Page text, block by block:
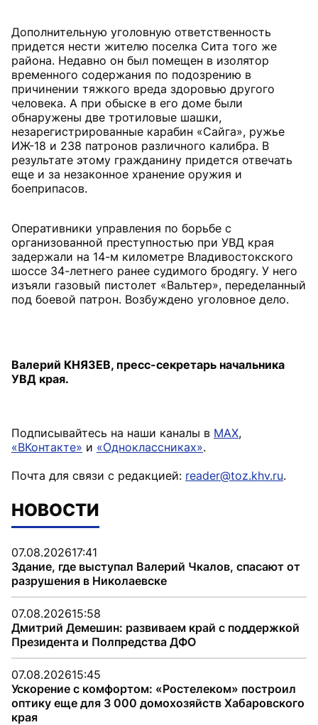
Дополнительную уголовную ответственность
придется нести жителю поселка Сита того же
района. Недавно он был помещен в изолятор
временного содержания по подозрению в
причинении тяжкого вреда здоровью другого
человека. А при обыске в его доме были
обнаружены две тротиловые шашки,
незарегистрированные карабин «Сайга», ружье
ИЖ-18 и 238 патронов различного калибра. В
результате этому гражданину придется отвечать
еще и за незаконное хранение оружия и
боеприпасов.
Оперативники управления по борьбе с
организованной преступностью при УВД края
задержали на 14-м километре Владивостокского
шоссе 34-летнего ранее судимого бродягу. У него
изъяли газовый пистолет «Вальтер», переделанный
под боевой патрон. Возбуждено уголовное дело.
Валерий КНЯЗЕВ, пресс-секретарь начальника
УВД края.
Подписывайтесь на наши каналы в MAX,
«ВКонтакте» и «Одноклассниках».
Почта для связи с редакцией: reader@toz.khv.ru.
НОВОСТИ
07.08.202617:41
Здание, где выступал Валерий Чкалов, спасают от
разрушения в Николаевске
07.08.202615:58
Дмитрий Демешин: развиваем край с поддержкой
Президента и Полпредства ДФО
07.08.202615:45
Ускорение с комфортом: «Ростелеком» построил
оптику еще для 3 000 домохозяйств Хабаровского
края